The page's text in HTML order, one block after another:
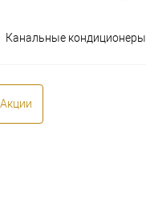
Канальные кондиционеры
Акции